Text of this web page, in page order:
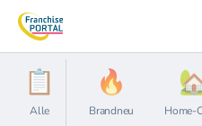
Alle Brandneu Home-